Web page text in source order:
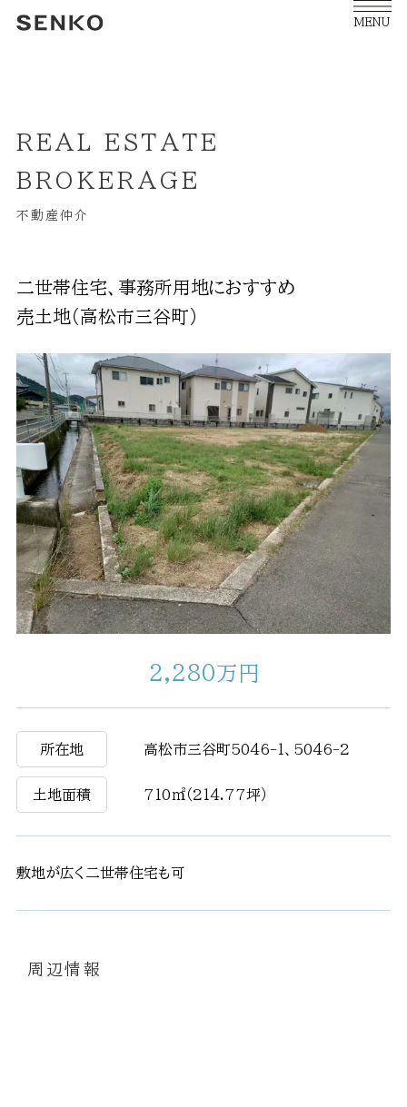
MENU
REAL ESTATE
BROKERAGE
不動産仲介
二世帯住宅、事務所用地におすすめ
売土地（高松市三谷町）
2,280万円
所在地 高松市三谷町5046-1、5046-2
土地面積 710㎡（214.77坪）
敷地が広く二世帯住宅も可
周辺情報